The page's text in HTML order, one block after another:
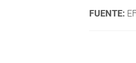
FUENTE: